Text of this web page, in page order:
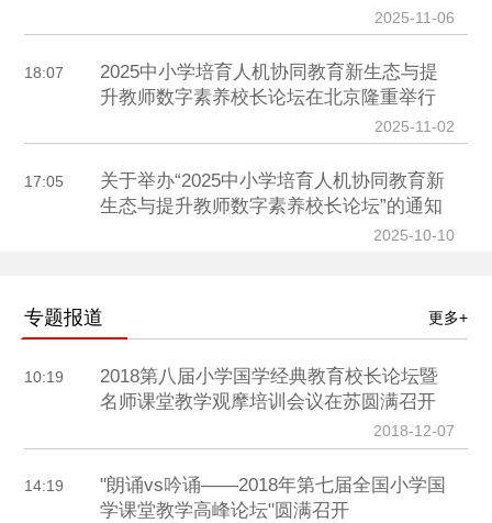
2025-11-06
18:07
2025中小学培育人机协同教育新生态与提
升教师数字素养校长论坛在北京隆重举行
2025-11-02
17:05
关于举办“2025中小学培育人机协同教育新
生态与提升教师数字素养校长论坛”的通知
2025-10-10
专题报道 更多+
10:19
2018第八届小学国学经典教育校长论坛暨
名师课堂教学观摩培训会议在苏圆满召开
2018-12-07
14:19
"朗诵vs吟诵——2018年第七届全国小学国
学课堂教学高峰论坛"圆满召开